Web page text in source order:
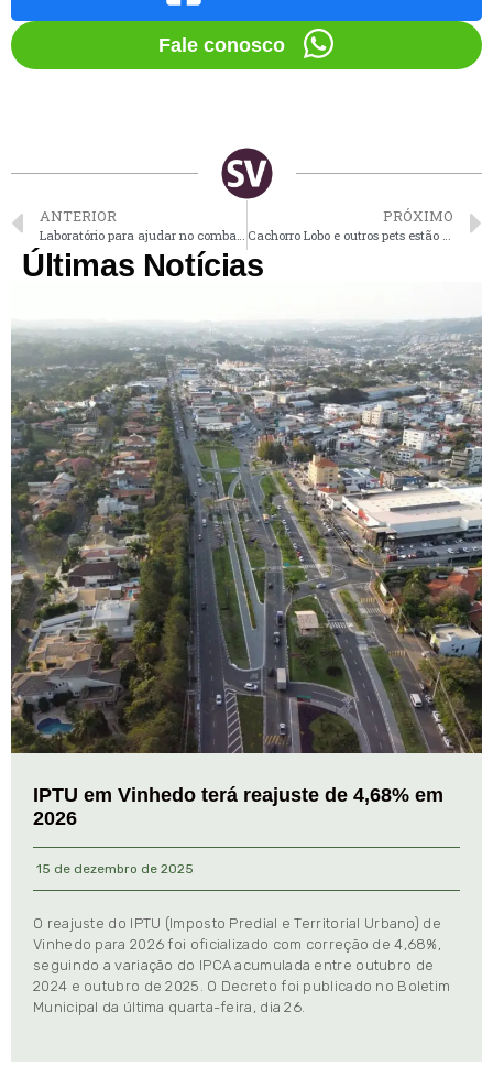
Fale conosco
ANTERIOR PRÓXIMO
Últimas Notícias
IPTU em Vinhedo terá reajuste de 4,68% em
2026
15 de dezembro de 2025
O reajuste do IPTU (Imposto Predial e Territorial Urbano) de
Vinhedo para 2026 foi oficializado com correção de 4,68%,
seguindo a variação do IPCA acumulada entre outubro de
2024 e outubro de 2025. O Decreto foi publicado no Boletim
Municipal da última quarta-feira, dia 26.